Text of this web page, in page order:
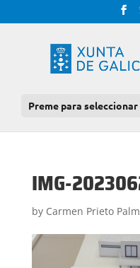
Preme para seleccionar
IMG-
by Carmen Prieto